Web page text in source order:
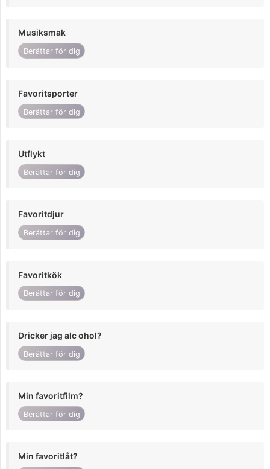
Musiksmak
Berättar för dig
Favoritsporter
Berättar för dig
Utflykt
Berättar för dig
Favoritdjur
Berättar för dig
Favoritkök
Berättar för dig
Dricker jag alc ohol?
Berättar för dig
Min favoritfilm?
Berättar för dig
Min favoritlåt?